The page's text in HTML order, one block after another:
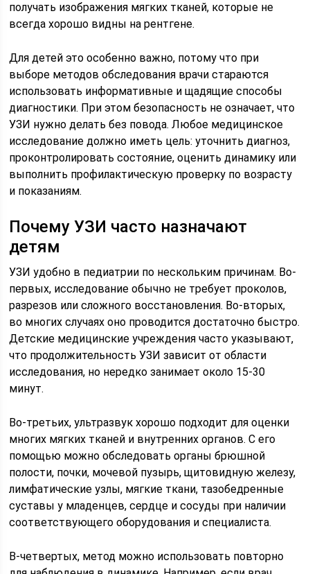
получать изображения мягких тканей, которые не
всегда хорошо видны на рентгене.
Для детей это особенно важно, потому что при
выборе методов обследования врачи стараются
использовать информативные и щадящие способы
диагностики. При этом безопасность не означает, что
УЗИ нужно делать без повода. Любое медицинское
исследование должно иметь цель: уточнить диагноз,
проконтролировать состояние, оценить динамику или
выполнить профилактическую проверку по возрасту
и показаниям.
Почему УЗИ часто назначают
детям
УЗИ удобно в педиатрии по нескольким причинам. Во-
первых, исследование обычно не требует проколов,
разрезов или сложного восстановления. Во-вторых,
во многих случаях оно проводится достаточно быстро.
Детские медицинские учреждения часто указывают,
что продолжительность УЗИ зависит от области
исследования, но нередко занимает около 15-30
минут.
Во-третьих, ультразвук хорошо подходит для оценки
многих мягких тканей и внутренних органов. С его
помощью можно обследовать органы брюшной
полости, почки, мочевой пузырь, щитовидную железу,
лимфатические узлы, мягкие ткани, тазобедренные
суставы у младенцев, сердце и сосуды при наличии
соответствующего оборудования и специалиста.
В-четвертых, метод можно использовать повторно